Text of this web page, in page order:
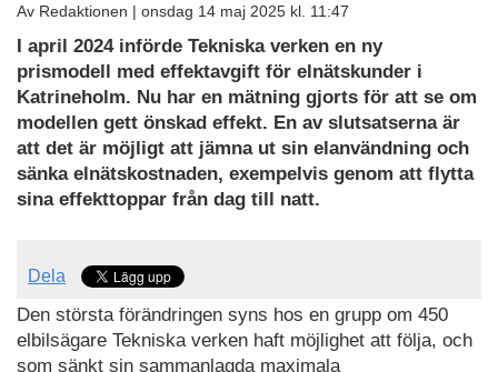
Av Redaktionen | onsdag 14 maj 2025 kl. 11:47
I april 2024 införde Tekniska verken en ny
prismodell med effektavgift för elnätskunder i
Katrineholm. Nu har en mätning gjorts för att se om
modellen gett önskad effekt. En av slutsatserna är
att det är möjligt att jämna ut sin elanvändning och
sänka elnätskostnaden, exempelvis genom att flytta
sina effekttoppar från dag till natt.
Dela
Den största förändringen syns hos en grupp om 450
elbilsägare Tekniska verken haft möjlighet att följa, och
som sänkt sin sammanlagda maximala